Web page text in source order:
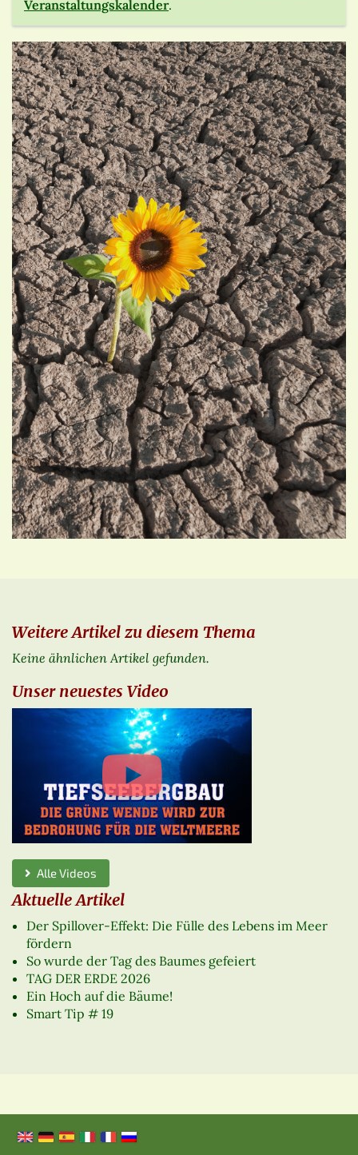
Veranstaltungskalender.
Weitere Artikel zu diesem Thema
Keine ähnlichen Artikel gefunden.
Unser neuestes Video
Alle Videos
Aktuelle Artikel
Der Spillover-Effekt: Die Fülle des Lebens im Meer
fördern
So wurde der Tag des Baumes gefeiert
TAG DER ERDE 2026
Ein Hoch auf die Bäume!
Smart Tip # 19